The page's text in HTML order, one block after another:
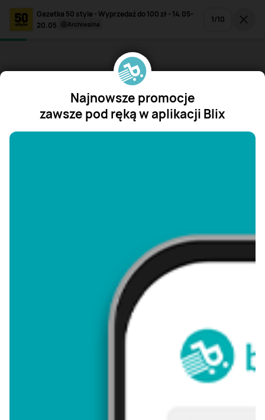
Gazetka 50 style - Wyprzedaż do 100 zł - 14.05-
20.05
archiwalna 1/10
Najnowsze promocje
zawsze pod ręką w aplikacji Blix
"/>